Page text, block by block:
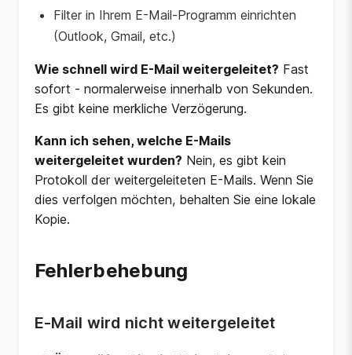
Filter in Ihrem E-Mail-Programm einrichten
(Outlook, Gmail, etc.)
Wie schnell wird E-Mail weitergeleitet? Fast
sofort - normalerweise innerhalb von Sekunden.
Es gibt keine merkliche Verzögerung.
Kann ich sehen, welche E-Mails
weitergeleitet wurden? Nein, es gibt kein
Protokoll der weitergeleiteten E-Mails. Wenn Sie
dies verfolgen möchten, behalten Sie eine lokale
Kopie.
Fehlerbehebung
E-Mail wird nicht weitergeleitet